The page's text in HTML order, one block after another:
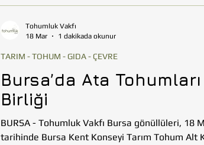
Bursa’da Ata
Birliği
BURSA - Tohumluk Vakfı Bursa gönüllüleri, 18
tarihinde Bursa Kent Konseyi Tarım Tohum Alt
TARIM - TOHUM - GIDA - ÇEVRE
Tohumluk Vakfı
18 Mar
1 dakikada okunur